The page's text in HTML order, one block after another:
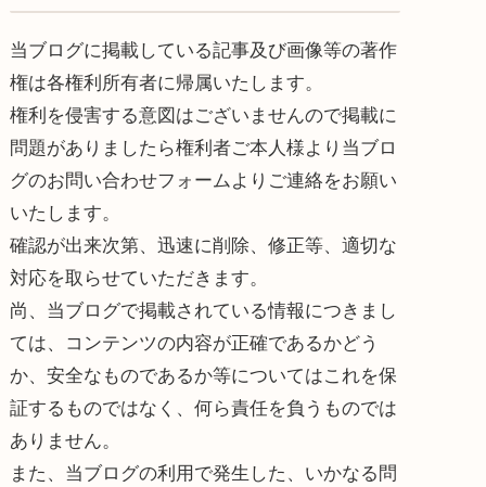
当ブログに掲載している記事及び画像等の著作
権は各権利所有者に帰属いたします。
権利を侵害する意図はございませんので掲載に
問題がありましたら権利者ご本人様より当ブロ
グのお問い合わせフォームよりご連絡をお願い
いたします。
確認が出来次第、迅速に削除、修正等、適切な
対応を取らせていただきます。
尚、当ブログで掲載されている情報につきまし
ては、コンテンツの内容が正確であるかどう
か、安全なものであるか等についてはこれを保
証するものではなく、何ら責任を負うものでは
ありません。
また、当ブログの利用で発生した、いかなる問